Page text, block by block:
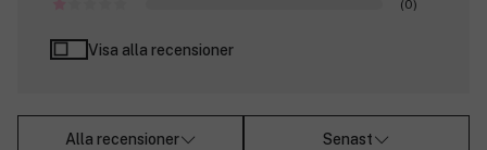
(0)
Visa alla recensioner
Alla recensioner Senast